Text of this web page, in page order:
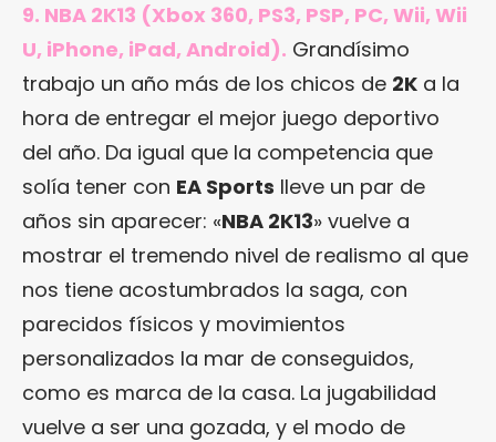
9. NBA 2K13 (Xbox 360, PS3, PSP, PC, Wii, Wii
U, iPhone, iPad, Android). Grandísimo
trabajo un año más de los chicos de 2K a la
hora de entregar el mejor juego deportivo
del año. Da igual que la competencia que
solía tener con EA Sports lleve un par de
años sin aparecer: «NBA 2K13» vuelve a
mostrar el tremendo nivel de realismo al que
nos tiene acostumbrados la saga, con
parecidos físicos y movimientos
personalizados la mar de conseguidos,
como es marca de la casa. La jugabilidad
vuelve a ser una gozada, y el modo de